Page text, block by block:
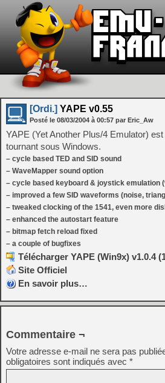
[Ordi.] YAPE v0.55
Posté le 08/03/2004 à 00:57 par Eric_Aw
YAPE (Yet Another Plus/4 Emulator)
tournant sous Windows.
– cycle based TED and SID sound
– WaveMapper sound option
– cycle based keyboard & joystick emulation
– improved a few SID waveforms (noise,
– tweaked clocking of the 1541, even more
– enhanced the autostart feature
– bitmap fetch reload fixed
– a couple of bugfixes
Télécharger YAPE (Win9x) v1.0.4
Site Officiel
En savoir plus…
Commentaire ¬
Votre adresse e-mail ne sera pas
obligatoires sont indiqués avec *